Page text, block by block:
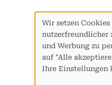
Verwendung
von
Daten
und
Wir setzen
nutzerfreundlicher
und Werbung zu
auf "Alle
Ihre Einstellungen